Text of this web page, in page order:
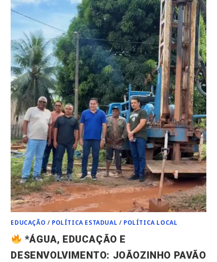
ELEITORAL
ANTECIPADA
E
MULTA
PODE
CHEGAR
A
R$
50
MIL*
EDUCAÇÃO / POLÍTICA ESTADUAL / POLÍTICA LOCAL
*ÁGUA, EDUCAÇÃO E
DESENVOLVIMENTO: JOÃOZINHO PAVÃO